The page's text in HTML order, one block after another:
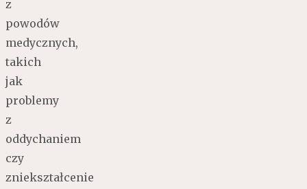
z
powodów
medycznych,
takich
jak
problemy
z
oddychaniem
czy
zniekształcenie